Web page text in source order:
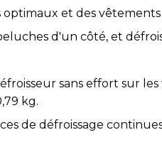
et des vêtements
d'un côté, et
sans effort sur
kg.
de défroissage